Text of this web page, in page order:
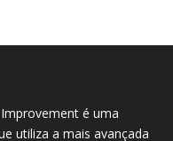
é uma
utiliza a mais avançada